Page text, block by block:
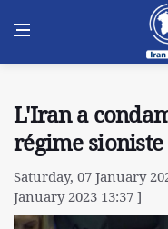
L'Iran a
régime
Saturday, 07 January
January 2023 13:37 ]